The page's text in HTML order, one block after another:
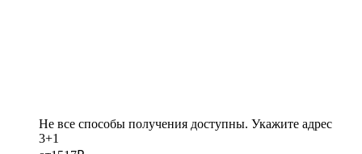
Не все способы получения доступны. Укажите адрес
3+1